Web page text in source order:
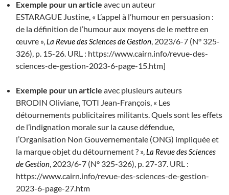
Exemple pourun article avec un auteur
ESTARAGUE Justine, « L’appel à l’humour en persuasion :
de la définition de l’humour aux moyens de le mettre en
œuvre », La Revue des Sciences de Gestion, 2023/6-7 (N° 325-
326), p. 15-26. URL : https://www.cairn.info/revue-des-
sciences-de-gestion-2023-6-page-15.htm]
Exemple pourun article avec plusieurs auteurs
BRODIN Oliviane, TOTI Jean-François, « Les
détournements publicitaires militants. Quels sont les effets
de l’indignation morale sur la cause défendue,
l’Organisation Non Gouvernementale (ONG) impliquée et
la marque objet du détournement ? », La Revue des Sciences
de Gestion, 2023/6-7 (N° 325-326), p. 27-37. URL :
https://www.cairn.info/revue-des-sciences-de-gestion-
2023-6-page-27.htm